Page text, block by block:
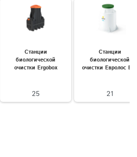
Станции
биологической
очистки Ergobox
25
Станции
биологической
очистки Евролос
21